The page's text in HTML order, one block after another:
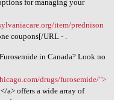
options for
for managing your
item/prednison
coupons[/URL - .
in Canada? Look no
drugs/furosemide/">
a> offers a wide array of